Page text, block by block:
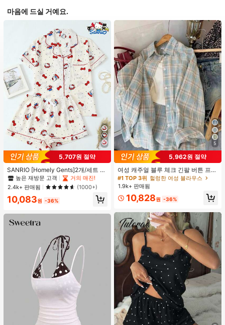
마음에 드실 거예요.
5,707원 절약
SANRIO [Homely Gents]2개/세트 여
성 프린트 라펠 반팔 버튼 포켓 상의
및 보우 반바지 잠옷 세트, 캐주얼 홈
웨어, 봄/여름에 적합
#1 TOP 3위
프라이드 월 여성 파자마 세트
높은 재방문 고객
거의 매진!
#1 TOP 3위
프라이드 월 여성 파자마 세트
높은 재방문 고객
거의 매진!
#1 TOP 3위
프라이드 월 여성 파자마 세트
높은 재방문 고객
거의 매진!
#1 TOP 3위
프라이드 월 여성 파자마 세트
높은 재방문 고객
2.4k+ 판매됨 (1000+)
10,083원 -36%
5
5,962원 절약
여성 캐주얼 블루 체크 긴팔 버튼 프론
트 폴리에스터 셔츠, 레귤러 핏, 봄 의
류, 편안한 스타일
#1 TOP 3위 헐렁한 여성 블라우스
1.9k+ 판매됨
10,828원 -36%